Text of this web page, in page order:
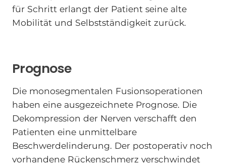
für Schritt erlangt der Patient seine alte
Mobilität und Selbstständigkeit zurück.
Prognose
Die monosegmentalen Fusionsoperationen
haben eine ausgezeichnete Prognose. Die
Dekompression der Nerven verschafft den
Patienten eine unmittelbare
Beschwerdelinderung. Der postoperativ noch
vorhandene Rückenschmerz verschwindet